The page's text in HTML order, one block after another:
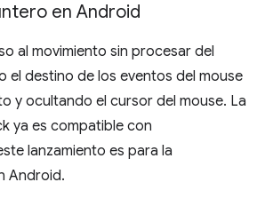
en Android
al movimiento sin procesar del
el destino de los eventos del mouse
y ocultando el cursor del mouse. La
ya es compatible con
lanzamiento es para la
Android.